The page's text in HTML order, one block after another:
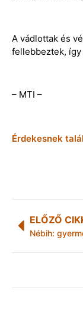
A vádlottak és
fellebbeztek,
– MTI –
Érdekesnek
ELŐZŐ